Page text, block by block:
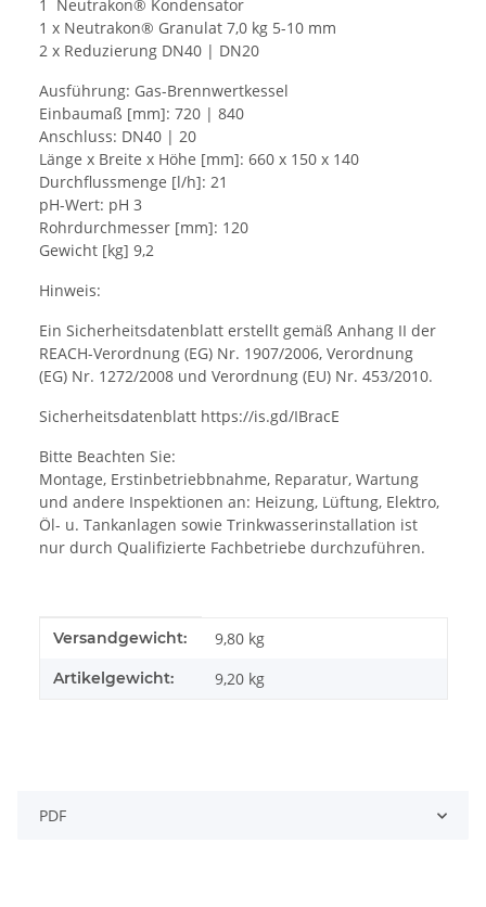
1 Neutrakon® Kondensator
1 x Neutrakon® Granulat 7,0 kg 5-10 mm
2 x Reduzierung DN40 | DN20
Ausführung: Gas-Brennwertkessel
Einbaumaß [mm]: 720 | 840
Anschluss: DN40 | 20
Länge x Breite x Höhe [mm]: 660 x 150 x 140
Durchflussmenge [l/h]: 21
pH-Wert: pH 3
Rohrdurchmesser [mm]: 120
Gewicht [kg] 9,2
Hinweis:
Ein Sicherheitsdatenblatt erstellt gemäß Anhang II der
REACH-Verordnung (EG) Nr. 1907/2006, Verordnung
(EG) Nr. 1272/2008 und Verordnung (EU) Nr. 453/2010.
Sicherheitsdatenblatt https://is.gd/IBracE
Bitte Beachten Sie:
Montage, Erstinbetriebbnahme, Reparatur, Wartung
und andere Inspektionen an: Heizung, Lüftung, Elektro,
Öl- u. Tankanlagen sowie Trinkwasserinstallation ist
nur durch Qualifizierte Fachbetriebe durchzuführen.
Produkteigenschaft
Wert
Versandgewicht: 9,80 kg
Artikelgewicht: 9,20 kg
PDF